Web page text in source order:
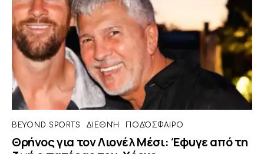
BEYOND SPORTS ΔΙΕΘΝΉ ΠΟΔΌΣΦΑΙΡΟ
Θρήνος για τον Λιονέλ Μέσι: Έφυγε από τη